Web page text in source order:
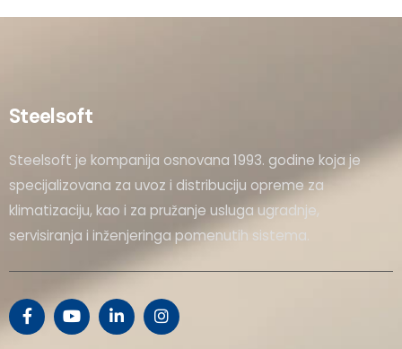
Steelsoft
Steelsoft je kompanija osnovana 1993. godine koja je
specijalizovana za uvoz i distribuciju opreme za
klimatizaciju, kao i za pružanje usluga ugradnje,
servisiranja i inženjeringa pomenutih sistema.